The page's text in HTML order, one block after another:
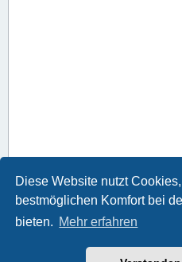
Diese Website nutzt
bestmöglichen Komfort bei
bieten. Mehr erfahren